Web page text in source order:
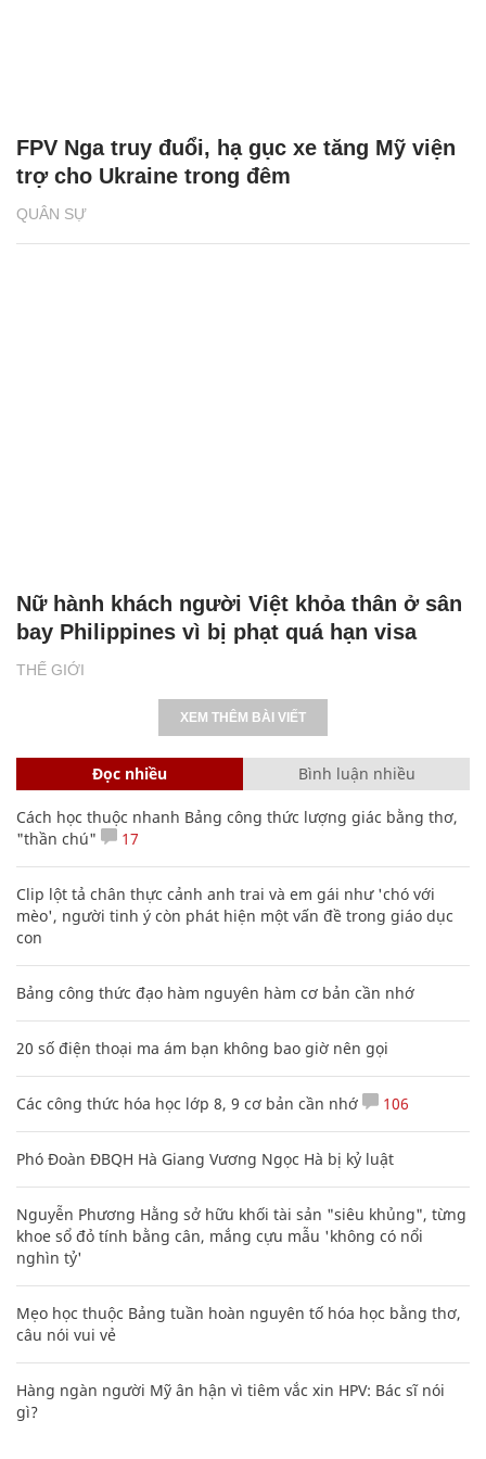
QUÂN SỰ
FPV Nga truy đuổi, hạ gục xe tăng Mỹ viện
trợ cho Ukraine trong đêm
THẾ GIỚI
Nữ hành khách người Việt khỏa thân ở sân
bay Philippines vì bị phạt quá hạn visa
XEM THÊM BÀI VIẾT
Đọc nhiều Bình luận nhiều
Cách học thuộc nhanh Bảng công thức lượng giác bằng thơ,
"thần chú"
17
Clip lột tả chân thực cảnh anh trai và em gái như 'chó với
mèo', người tinh ý còn phát hiện một vấn đề trong giáo dục
con
Bảng công thức đạo hàm nguyên hàm cơ bản cần nhớ
20 số điện thoại ma ám bạn không bao giờ nên gọi
Các công thức hóa học lớp 8, 9 cơ bản cần nhớ 106
Phó Đoàn ĐBQH Hà Giang Vương Ngọc Hà bị kỷ luật
Nguyễn Phương Hằng sở hữu khối tài sản "siêu khủng", từng
khoe sổ đỏ tính bằng cân, mắng cựu mẫu 'không có nổi
nghìn tỷ'
Mẹo học thuộc Bảng tuần hoàn nguyên tố hóa học bằng thơ,
câu nói vui vẻ
Hàng ngàn người Mỹ ân hận vì tiêm vắc xin HPV: Bác sĩ nói
gì?